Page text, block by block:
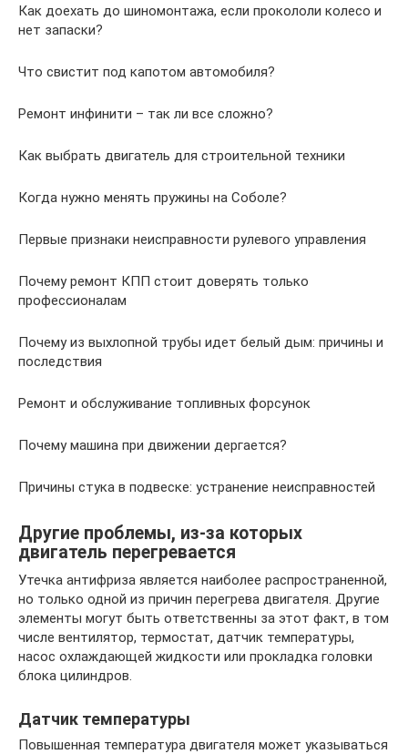
Как доехать до шиномонтажа, если прокололи колесо и
нет запаски?
Что свистит под капотом автомобиля?
Ремонт инфинити – так ли все сложно?
Как выбрать двигатель для строительной техники
Когда нужно менять пружины на Соболе?
Первые признаки неисправности рулевого управления
Почему ремонт КПП стоит доверять только
профессионалам
Почему из выхлопной трубы идет белый дым: причины и
последствия
Ремонт и обслуживание топливных форсунок
Почему машина при движении дергается?
Причины стука в подвеске: устранение неисправностей
Другие проблемы, из-за которых
двигатель перегревается
Утечка антифриза является наиболее распространенной,
но только одной из причин перегрева двигателя. Другие
элементы могут быть ответственны за этот факт, в том
числе вентилятор, термостат, датчик температуры,
насос охлаждающей жидкости или прокладка головки
блока цилиндров.
Датчик температуры
Повышенная температура двигателя может указываться